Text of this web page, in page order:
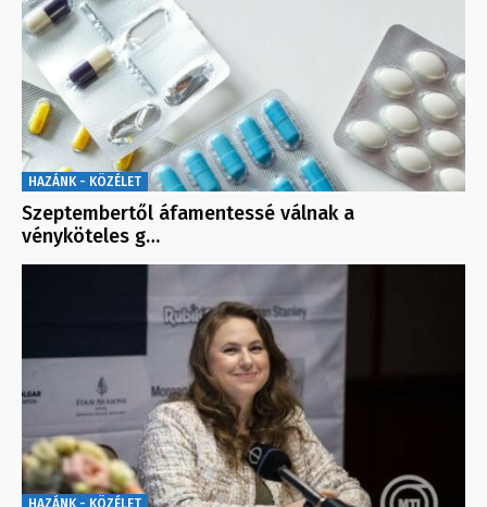
HAZÁNK - KÖZÉLET
Szeptembertől áfamentessé válnak a
vényköteles g…